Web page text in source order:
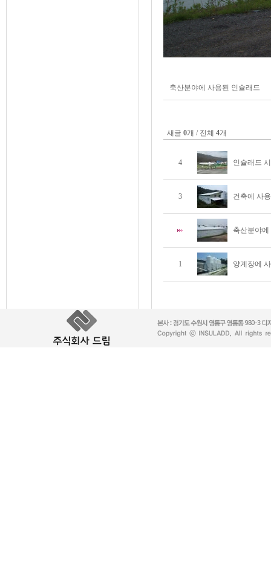
축산분야에 사용된 인슐래드
새글 0개 / 전체 4개
4 인슐래드
3 건축에 사
축산분야
1 양계장에